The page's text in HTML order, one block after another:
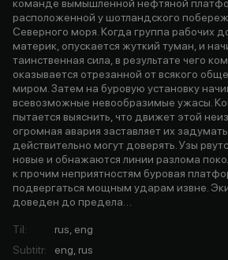
команде вымышленной нефтяной
расположенной у шотландского
Северного моря. Когда группа рабочих
материк, опускается жуткий туман, и
таинственная сила, в результате чего
оказывается отрезанной от всякого
миром. Затем на буровую установку
всевозможные невообразимые ужасы.
пытается выяснить, что движет этой
огромная авария заставляет их
действительно могут доверять. Узы
новые и обнажаются линии разлома
к прочим неприятностям буровая
подвергаться мощным ударам извне.
доведен до предела…
Til:
rus, eng
Subtitr:
eng, rus